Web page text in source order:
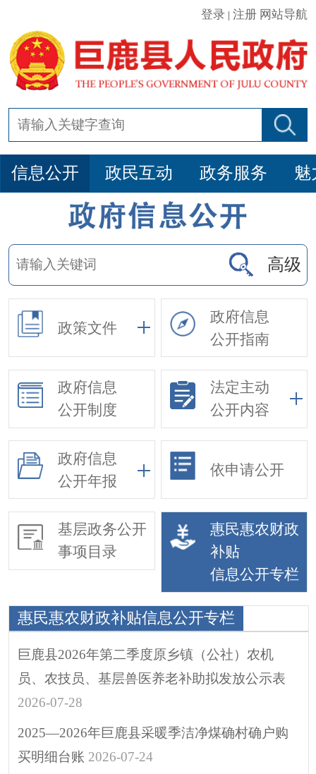
登录 |注册 网站导航
信息公开 政民互动 政务服务 魅
高级
政策文件
政府信息
公开指南
政府信息
公开制度
法定主动
公开内容
政府信息
公开年报
依申请公开
基层政务公开
事项目录
惠民惠农财政
补贴
信息公开专栏
惠民惠农财政补贴信息公开专栏
巨鹿县2026年第二季度原乡镇（公社）农机
员、农技员、基层兽医养老补助拟发放公示表
2026-07-28
2025—2026年巨鹿县采暖季洁净煤确村确户购
买明细台账 2026-07-24